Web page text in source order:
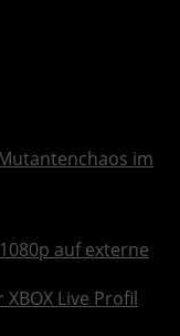
im
auf externe
Live Profil